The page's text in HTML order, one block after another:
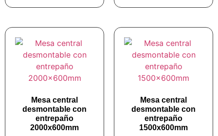
Mesa central
desmontable con
entrepaño
2000x600mm
Mesa central
desmontable con
entrepaño
1500x600mm